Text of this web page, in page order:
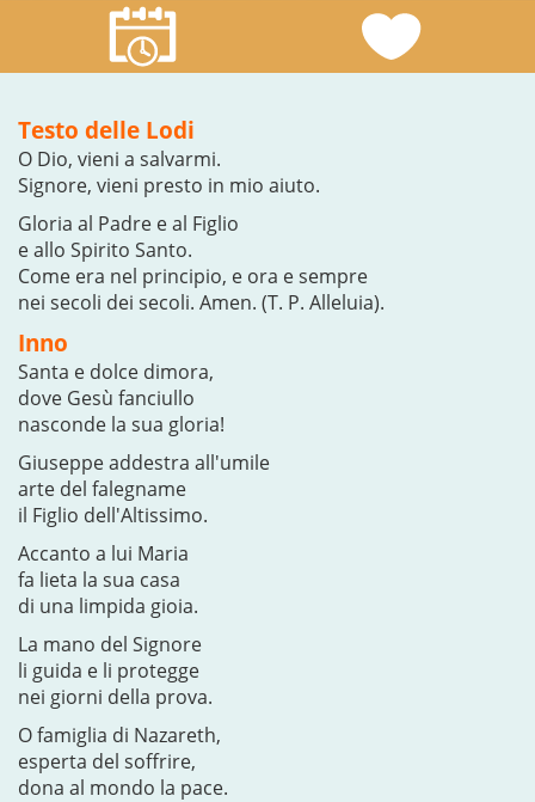
Testo delle Lodi
O Dio, vieni a salvarmi.
Signore, vieni presto in mio aiuto.
Gloria al Padre e al Figlio
e allo Spirito Santo.
Come era nel principio, e ora e sempre
nei secoli dei secoli. Amen. (T. P. Alleluia).
Inno
Santa e dolce dimora,
dove Gesù fanciullo
nasconde la sua gloria!
Giuseppe addestra all'umile
arte del falegname
il Figlio dell'Altissimo.
Accanto a lui Maria
fa lieta la sua casa
di una limpida gioia.
La mano del Signore
li guida e li protegge
nei giorni della prova.
O famiglia di Nazareth,
esperta del soffrire,
dona al mondo la pace.